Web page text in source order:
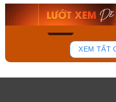
831
Mua ngay
XEM TẤT